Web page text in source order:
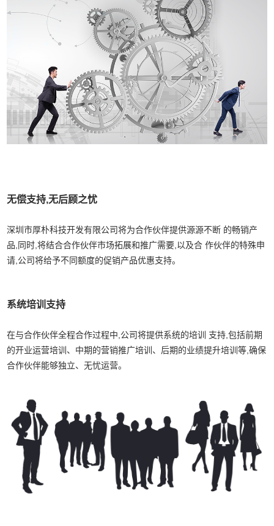
无偿支持,无后顾之忧
深圳市厚朴科技开发有限公司将为合作伙伴提供源源不断 的畅销产
品,同时,将结合合作伙伴市场拓展和推广需要,以及合 作伙伴的特殊申
请,公司将给予不同额度的促销产品优惠支持。
系统培训支持
在与合作伙伴全程合作过程中,公司将提供系统的培训 支持,包括前期
的开业运营培训、中期的营销推广培训、后期的业绩提升培训等,确保
合作伙伴能够独立、无忧运营。